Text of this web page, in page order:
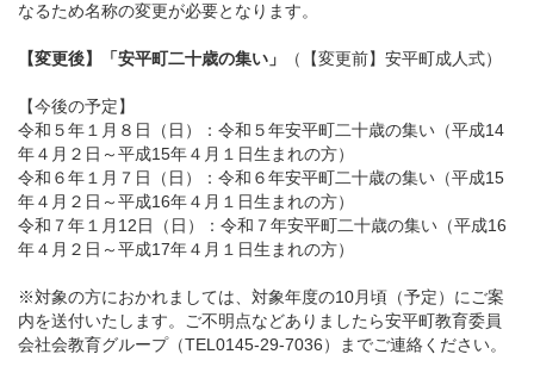
なるため名称の変更が必要となります。
【変更後】「安平町二十歳の集い」 （【変更前】安平町成人式）
【今後の予定】
令和５年１月８日（日）：令和５年安平町二十歳の集い（平成14
年４月２日～平成15年４月１日生まれの方）
令和６年１月７日（日）：令和６年安平町二十歳の集い（平成15
年４月２日～平成16年４月１日生まれの方）
令和７年１月12日（日）：令和７年安平町二十歳の集い（平成16
年４月２日～平成17年４月１日生まれの方）
※対象の方におかれましては、対象年度の10月頃（予定）にご案
内を送付いたします。ご不明点などありましたら安平町教育委員
会社会教育グループ（TEL0145-29-7036）までご連絡ください。